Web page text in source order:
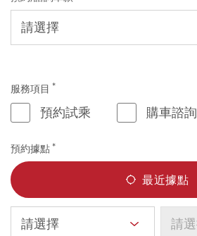
服務項目 *
預約試乘 購車諮詢
預約據點 *
最近據點